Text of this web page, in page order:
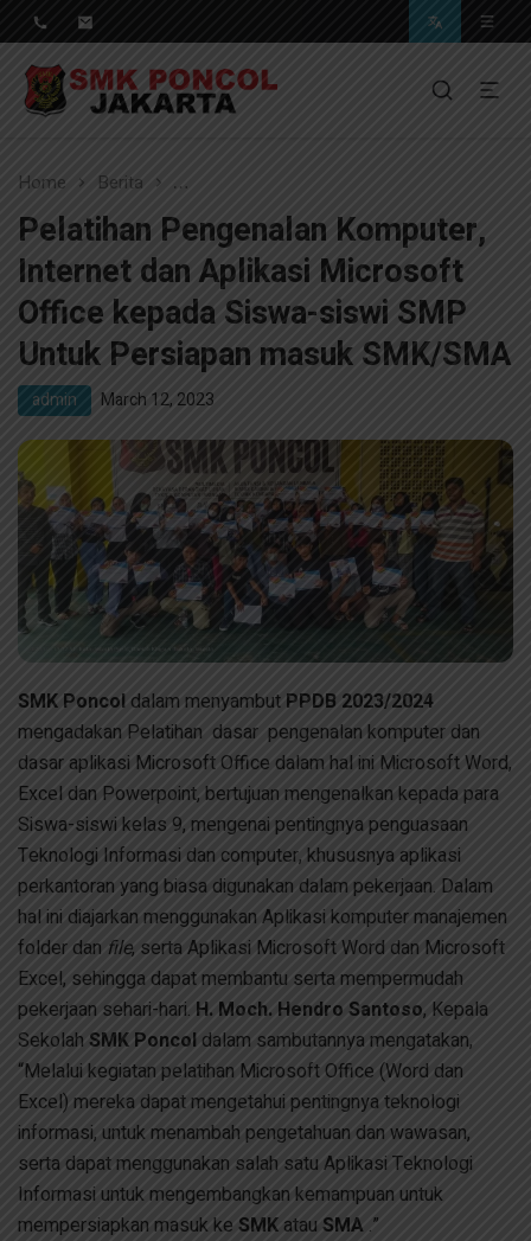
SMK Poncol Jakarta
Pendidikan Berkwalitas, Masa Depan Unggul
Home Berita Pelatihan Pengenalan Komputer,
Pelatihan Pengenalan Komputer,
Internet dan Aplikasi Microsoft
Office kepada Siswa-siswi SMP
Untuk Persiapan masuk SMK/SMA
admin March 12, 2023
SMK Poncoldalam menyambut PPDB 2023/2024
mengadakan Pelatihan dasar pengenalan komputer dan
dasar aplikasi Microsoft Office dalam hal ini Microsoft Word,
Excel dan Powerpoint, bertujuan mengenalkan kepada para
Siswa-siswi kelas 9, mengenai pentingnya penguasaan
Teknologi Informasi dan computer, khususnya aplikasi
perkantoran yang biasa digunakan dalam pekerjaan. Dalam
hal ini diajarkan menggunakan Aplikasi komputer manajemen
folder dan file, serta Aplikasi Microsoft Word dan Microsoft
Excel, sehingga dapat membantu serta mempermudah
pekerjaan sehari-hari. H. Moch. Hendro Santoso, Kepala
Sekolah SMK Poncol dalam sambutannya mengatakan,
“Melalui kegiatan pelatihan Microsoft Office (Word dan
Excel) mereka dapat mengetahui pentingnya teknologi
informasi, untuk menambah pengetahuan dan wawasan,
serta dapat menggunakan salah satu Aplikasi Teknologi
Informasi untuk mengembangkan kemampuan untuk
mempersiapkan masuk ke SMKatau SMA .”